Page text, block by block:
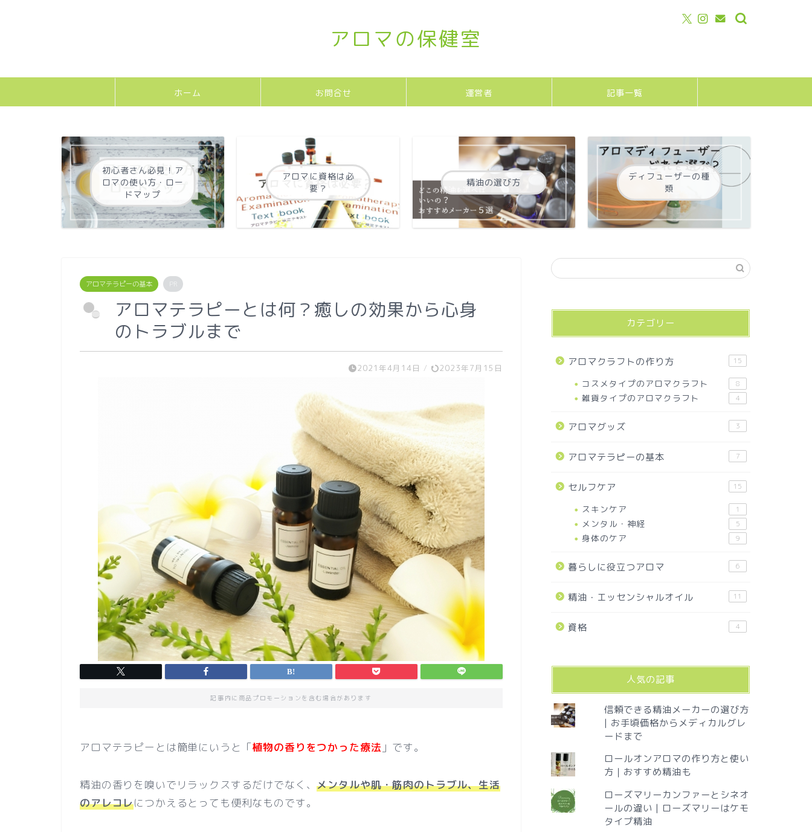
アロマの保健室
ホーム お問合せ 運営者 記事一覧
初心者さん必見！ア
ロマの使い方・ロー
ドマップ
アロマに資格は必
要？
精油の選び方
ディフューザーの種
類
アロマテラピーの基本 PR
アロマテラピーとは何？癒しの効果から心身
のトラブルまで
2021年4月14日 / 2023年7月15日
記事内に商品プロモーションを含む場合があります
アロマテラピーとは簡単にいうと「植物の香りをつかった療法 」です。
精油の香りを嗅いでリラックスするだけでなく、メンタルや肌・筋肉のトラブル、生活
のアレコレにつかえるとっても便利なものです。
カテゴリー
アロマクラフトの作り方 15
コスメタイプのアロマクラフト 8
雑貨タイプのアロマクラフト 4
アロマグッズ 3
アロマテラピーの基本 7
セルフケア 15
スキンケア 1
メンタル・神経 5
身体のケア 9
暮らしに役立つアロマ 6
精油・エッセンシャルオイル 11
資格 4
人気の記事
信頼できる精油メーカーの選び方
| お手頃価格からメディカルグレ
ードまで
ロールオンアロマの作り方と使い
方｜おすすめ精油も
ローズマリーカンファーとシネオ
ールの違い | ローズマリーはケモ
タイプ精油